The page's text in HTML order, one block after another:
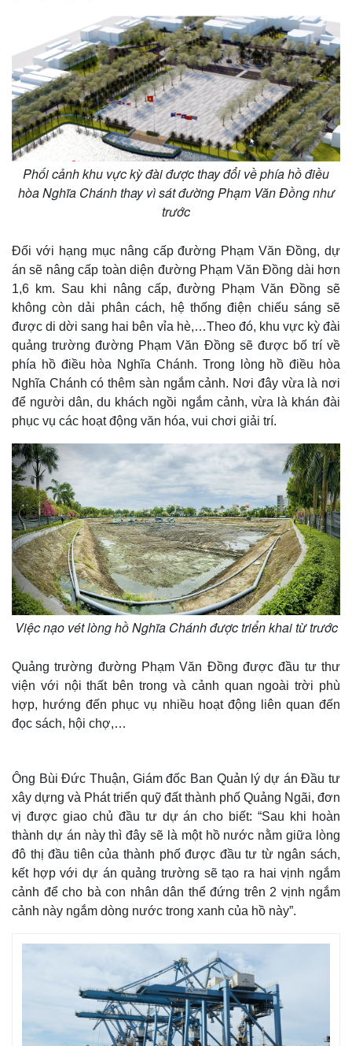
Thế giới
Quan sát
Cuộc sống đó đây
Hồ sơ
Multimedia
Video
Ảnh
E-Magazine
Infographic
Phối cảnh khu vực kỳ đài được thay đổi về phía hồ điều
hòa Nghĩa Chánh thay vì sát đường Phạm Văn Đồng như
trước
Đối với hạng mục nâng cấp đường Phạm Văn Đồng, dự
án sẽ nâng cấp toàn diện đường Phạm Văn Đồng dài hơn
1,6 km. Sau khi nâng cấp, đường Phạm Văn Đồng sẽ
không còn dải phân cách, hệ thống điện chiếu sáng sẽ
được di dời sang hai bên vỉa hè,…Theo đó, khu vực kỳ đài
quảng trường đường Phạm Văn Đồng sẽ được bố trí về
phía hồ điều hòa Nghĩa Chánh. Trong lòng hồ điều hòa
Nghĩa Chánh có thêm sàn ngắm cảnh. Nơi đây vừa là nơi
để người dân, du khách ngồi ngắm cảnh, vừa là khán đài
phục vụ các hoạt động văn hóa, vui chơi giải trí.
Việc nạo vét lòng hồ Nghĩa Chánh được triển khai từ trước
Quảng trường đường Phạm Văn Đồng được đầu tư thư
viện với nội thất bên trong và cảnh quan ngoài trời phù
hợp, hướng đến phục vụ nhiều hoạt động liên quan đến
đọc sách, hội chợ,…
Ông Bùi Đức Thuận, Giám đốc Ban Quản lý dự án Đầu tư
xây dựng và Phát triển quỹ đất thành phố Quảng Ngãi, đơn
vị được giao chủ đầu tư dự án cho biết: “Sau khi hoàn
thành dự án này thì đây sẽ là một hồ nước nằm giữa lòng
đô thị đầu tiên của thành phố được đầu tư từ ngân sách,
kết hợp với dự án quảng trường sẽ tạo ra hai vịnh ngắm
cảnh để cho bà con nhân dân thể đứng trên 2 vịnh ngắm
cảnh này ngắm dòng nước trong xanh của hồ này”.